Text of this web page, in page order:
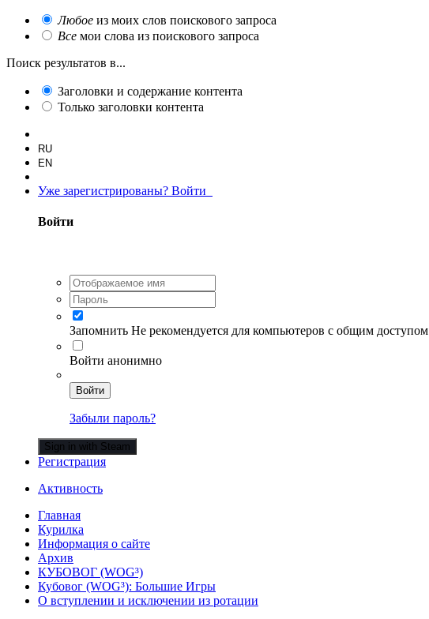
Любое из моих слов поискового запроса
Все мои слова из поискового запроса
Поиск результатов в...
Заголовки и содержание контента
Только заголовки контента
RU
EN
Уже зарегистрированы? Войти
Войти
Запомнить Не рекомендуется для компьютеров с общим доступом
Войти анонимно
Войти
Забыли пароль?
Sign in with Steam
Регистрация
Активность
Главная
Курилка
Информация о сайте
Архив
КУБОВОГ (WOG³)
Кубовог (WOG³): Большие Игры
О вступлении и исключении из ротации